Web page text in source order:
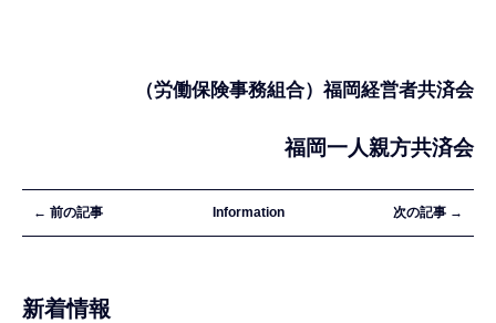
（労働保険事務組合）福岡経営者共済会
福岡一人親方共済会
← 前の記事 Information 次の記事 →
新着情報